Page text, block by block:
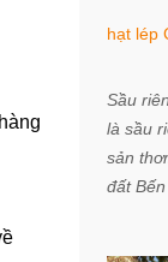
hạt lép
Sầu
là sầu
sản
đất